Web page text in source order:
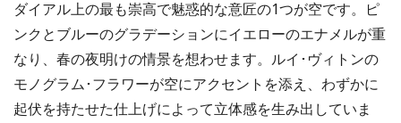
ダイアル上の最も崇高で魅惑的な意匠の1つが空です。ピ
ンクとブルーのグラデーションにイエローのエナメルが重
なり、春の夜明けの情景を想わせます。ルイ･ヴィトンの
モノグラム･フラワーが空にアクセントを添え、わずかに
起伏を持たせた仕上げによって立体感を生み出していま